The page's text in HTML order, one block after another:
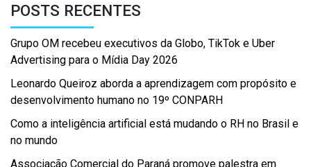
POSTS RECENTES
Grupo OM recebeu executivos da Globo, TikTok e Uber
Advertising para o Mídia Day 2026
Leonardo Queiroz aborda a aprendizagem com propósito e
desenvolvimento humano no 19º CONPARH
Como a inteligência artificial está mudando o RH no Brasil e
no mundo
Associação Comercial do Paraná promove palestra em